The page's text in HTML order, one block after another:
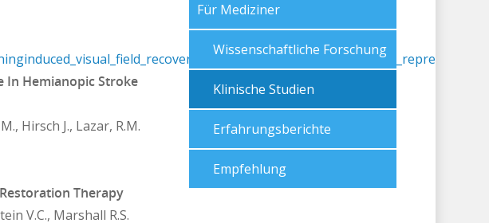
In Hemianopic Stroke
Hirsch J., Lazar, R.M.
Therapy
V.C., Marshall R.S.
Für Mediziner
Wissenschaftliche Forschung
Klinische Studien
Erfahrungsberichte
Empfehlung